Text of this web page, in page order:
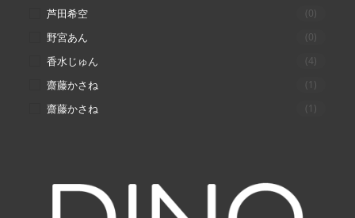
芦田希空 (0)
野宮あん (0)
香水じゅん (4)
齋藤かさね (1)
齋藤かさね (1)